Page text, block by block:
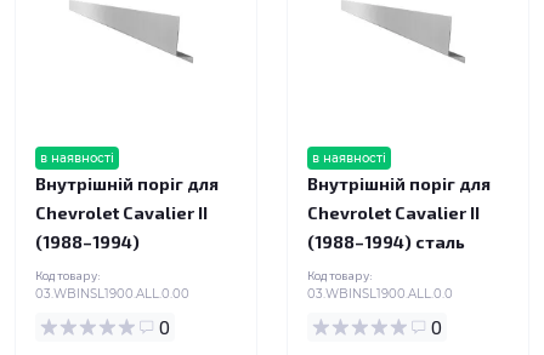
в наявності
Внутрішній поріг для
Chevrolet Cavalier II
(1988–1994)
Код товару:
03.WBINSL1900.ALL.0.00
0
в наявності
Внутрішній поріг для
Chevrolet Cavalier II
(1988–1994) сталь
Код товару:
03.WBINSL1900.ALL.0.0
0